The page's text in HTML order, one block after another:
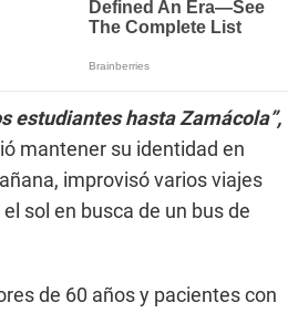
estudiantes hasta Zamácola”,
mantener su identidad en
improvisó varios viajes
sol en busca de un bus de
de 60 años y pacientes con